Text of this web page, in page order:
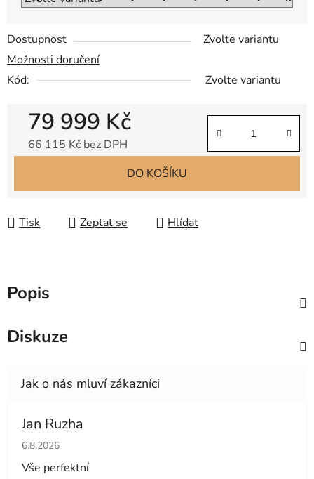
Dostupnost
Zvolte variantu
Možnosti doručení
Kód:
Zvolte variantu
79 999 Kč
66 115 Kč bez DPH
DO KOŠÍKU
Tisk Zeptat se Hlídat
Popis
Diskuze
Jan Ruzha
Hodnocení obchodu je 5 z 5 hvězdiček.
6.8.2026
Vše perfektní